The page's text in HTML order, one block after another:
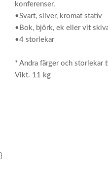
konferenser.
•Svart, silver, kromat stativ
•Bok, björk, ek eller vit
•4 storlekar
* Andra färger och storlekar
Vikt. 11 kg
}